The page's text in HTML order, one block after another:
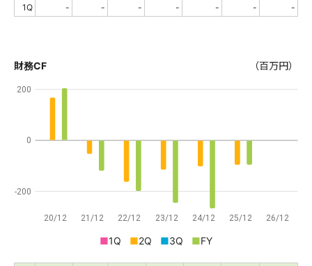
1Q
- - - - - - -
財務CF （百万円）
20/12 21/12 22/12 23/12 24/12 25/12 26/12
-200
0
200
■1Q ■2Q ■3Q ■FY